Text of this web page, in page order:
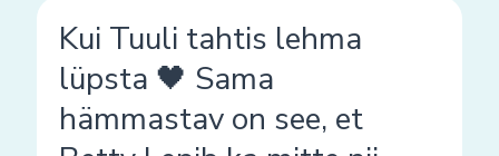
Kui Tuuli tahtis lehma
lüpsta 🖤 Sama
hämmastav on see, et
Tuuli
lehma
lüpsta
🖤